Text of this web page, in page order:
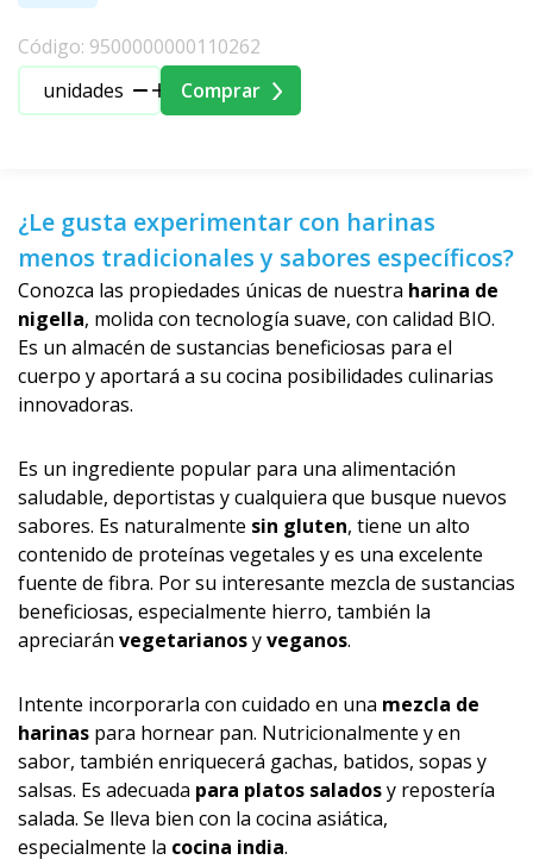
Código: 9500000000110262
unidades
Comprar
¿Le gusta experimentar con harinas
menos tradicionales y sabores específicos?
Conozca las propiedades únicas de nuestra harina de
nigella, molida con tecnología suave, con calidad BIO.
Es un almacén de sustancias beneficiosas para el
cuerpo y aportará a su cocina posibilidades culinarias
innovadoras.
Es un ingrediente popular para una alimentación
saludable, deportistas y cualquiera que busque nuevos
sabores. Es naturalmente sin gluten, tiene un alto
contenido de proteínas vegetales y es una excelente
fuente de fibra. Por su interesante mezcla de sustancias
beneficiosas, especialmente hierro, también la
apreciarán vegetarianosyveganos.
Intente incorporarla con cuidado en una mezcla de
harinas para hornear pan. Nutricionalmente y en
sabor, también enriquecerá gachas, batidos, sopas y
salsas. Es adecuada para platos saladosy repostería
salada. Se lleva bien con la cocina asiática,
especialmente la cocina india.